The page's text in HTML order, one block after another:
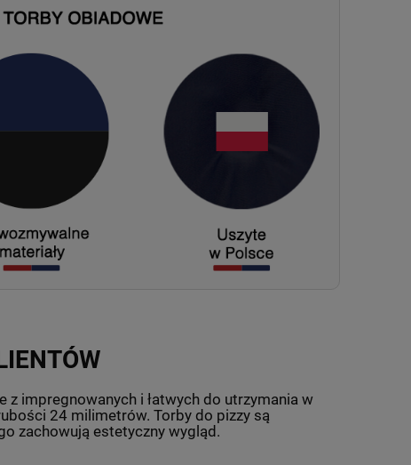
z impregnowanych i łatwych do utrzymania w
24 milimetrów. Torby do pizzy są
zachowują estetyczny wygląd.